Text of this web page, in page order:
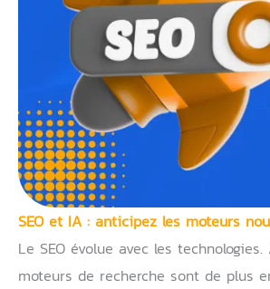
SEO et IA : anticipez les moteurs
Le SEO évolue avec les technologies.
moteurs de recherche sont de plus